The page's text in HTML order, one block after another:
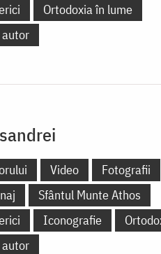
Ortodoxia în lume
Video
Fotografii
Sfântul Munte Athos
Iconografie